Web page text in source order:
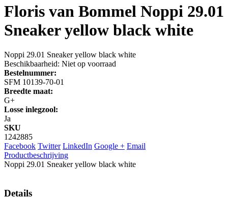
Floris van Bommel Noppi 29.01
Sneaker yellow black white
Noppi 29.01 Sneaker yellow black white
Beschikbaarheid: Niet op voorraad
Bestelnummer:
SFM 10139-70-01
Breedte maat:
G+
Losse inlegzool:
Ja
SKU
1242885
Facebook Twitter LinkedIn Google + Email
Productbeschrijving
Noppi 29.01 Sneaker yellow black white
Details